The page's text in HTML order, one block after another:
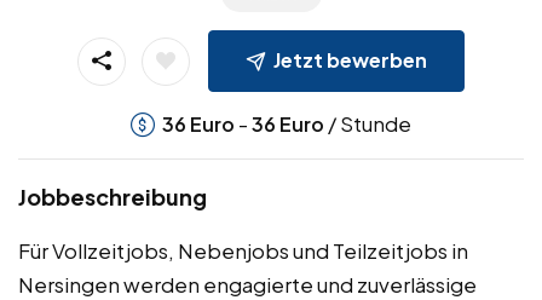
Jetzt bewerben
36 Euro -36 Euro / Stunde
Jobbeschreibung
Für Vollzeitjobs, Nebenjobs und Teilzeitjobs in
Nersingen werden engagierte und zuverlässige